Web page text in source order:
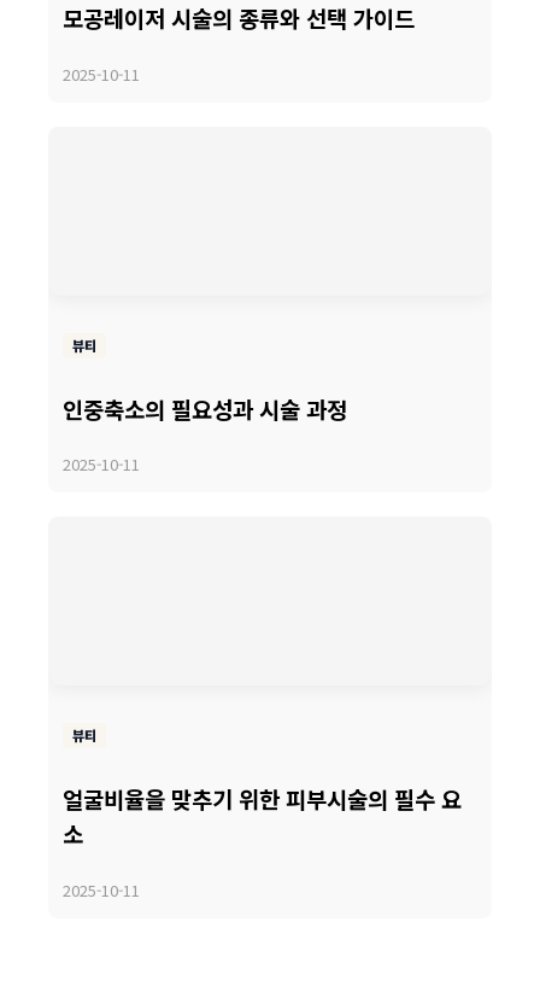
모공레이저 시술의 종류와 선택 가이드
2025-10-11
뷰티
인중축소의 필요성과 시술 과정
2025-10-11
뷰티
얼굴비율을 맞추기 위한 피부시술의 필수 요
소
2025-10-11